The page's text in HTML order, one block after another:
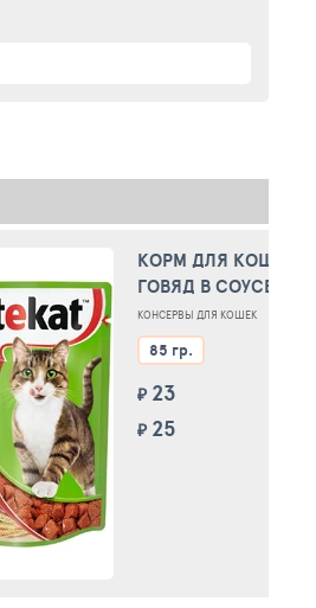
КОРМ ДЛЯ КОШЕК
ГОВЯД В СОУСЕ
КОНСЕРВЫ ДЛЯ КОШЕК
85 гр.
₽ 23
₽ 25